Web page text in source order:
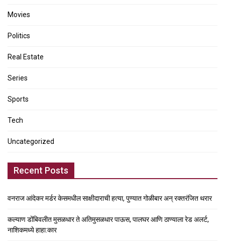
Movies
Politics
Real Estate
Series
Sports
Tech
Uncategorized
Recent Posts
वनराज आंदेकर मर्डर केसमधील साक्षीदाराची हत्या, पुण्यात गोळीबार अन् रक्तरंजित थरार
कल्याण डोंबिवलीत मुसळधार ते अतिमुसळधार पाऊस, पालघर आणि ठाण्याला रेड अलर्ट,
नाशिकमध्ये हाहा:कार